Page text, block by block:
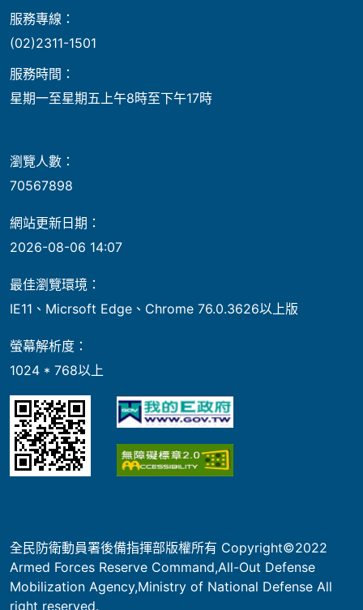
服務專線：
(02)2311-1501
服務時間：
星期一至星期五上午8時至下午17時
瀏覽人數：
70567898
網站更新日期：
2026-08-06 14:07
最佳瀏覽環境：
IE11、Micrsoft Edge、Chrome 76.0.3626以上版
螢幕解析度：
1024 * 768以上
全民防衛動員署後備指揮部版權所有 Copyright©2022
Armed Forces Reserve Command,All-Out Defense
Mobilization Agency,Ministry of National Defense All
right reserved.